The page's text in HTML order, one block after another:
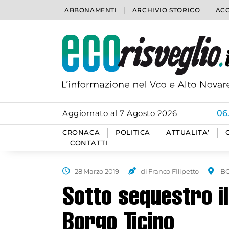
ABBONAMENTI ARCHIVIO STORICO
Aggiornato al 7 Agosto 2026
CRONACA POLITICA ATTUALITA’
CONTATTI
28 Marzo 2019 di Franco FIlipetto
Sotto sequestro